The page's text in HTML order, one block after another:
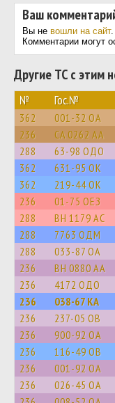
Ваш
Вы не вошли на сайт.
Комментарии могут
Другие ТС с этим
№ Гос.№
362 001-32 ОА
236 CA 0262 AA
288 63-98 ОДО
362 631-95 ОК
362 219-44 ОК
236 01-75 ОЕЗ
288 BH 1179 AC
288 7763 ОДМ
288 033-87 ОА
236 BH 0880 AA
236 4172 ОДО
236 038-67 КА
236 237-05 ОВ
236 900-92 ОА
236 116-49 ОВ
236 001-92 ОА
236 026-45 ОА